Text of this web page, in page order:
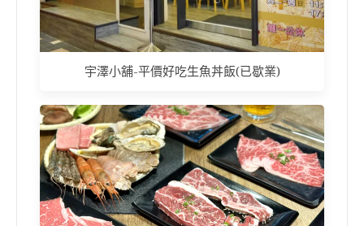
宇澤小舖-平價好吃生魚丼飯(已歇業)